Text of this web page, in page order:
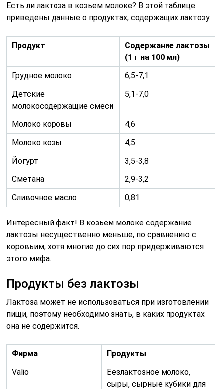
Есть ли лактоза в козьем молоке? В этой таблице
приведены данные о продуктах, содержащих лактозу.
Продукт
Содержание лактозы
(1 г на 100 мл)
Грудное молоко
6,5-7,1
Детские
молокосодержащие смеси
5,1-7,0
Молоко коровы
4,6
Молоко козы
4,5
Йогурт
3,5-3,8
Сметана
2,9-3,2
Сливочное масло
0,81
Интересный факт! В козьем молоке содержание
лактозы несущественно меньше, по сравнению с
коровьим, хотя многие до сих пор придерживаются
этого мифа.
Продукты без лактозы
Лактоза может не использоваться при изготовлении
пищи, поэтому необходимо знать, в каких продуктах
она не содержится.
Фирма
Продукты
Valio
Безлактозное молоко,
сыры, сырные кубики для